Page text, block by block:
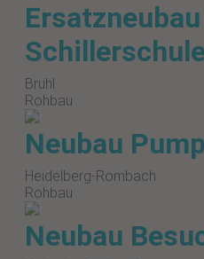
Brühl
Rohbau
Neubau
Heidelberg-Rombach
Rohbau
Neubau